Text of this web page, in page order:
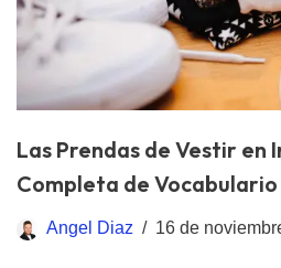
Las Prendas de Vestir en
Completa de Vocabulario
Angel Diaz 16 de